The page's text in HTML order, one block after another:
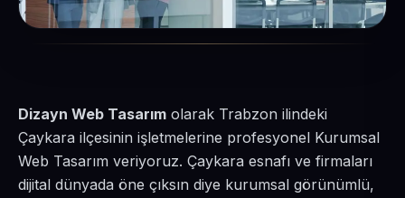
Dizayn Web Tasarım olarak Trabzon ilindeki
Çaykara ilçesinin işletmelerine profesyonel Kurumsal
Web Tasarım veriyoruz. Çaykara esnafı ve firmaları
dijital dünyada öne çıksın diye kurumsal görünümlü,